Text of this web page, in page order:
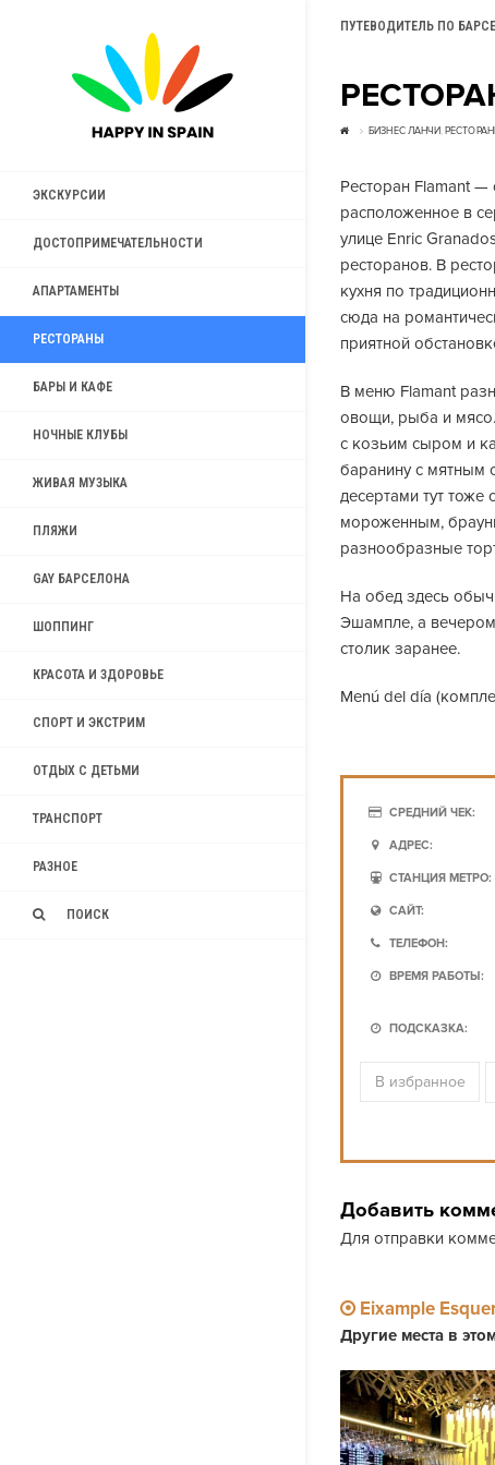
ПУТЕВОДИТЕЛЬ ПО
ЭКСКУРСИИ
ДОСТОПРИМЕЧАТЕЛЬНОСТИ
АПАРТАМЕНТЫ
РЕСТОРАНЫ
БАРЫ И КАФЕ
НОЧНЫЕ КЛУБЫ
ЖИВАЯ МУЗЫКА
ПЛЯЖИ
GAY БАРСЕЛОНА
ШОППИНГ
КРАСОТА И ЗДОРОВЬЕ
СПОРТ И ЭКСТРИМ
ОТДЫХ С ДЕТЬМИ
ТРАНСПОРТ
РАЗНОЕ
ПОИСК
БИЗНЕС ЛАНЧИ,
Ресторан Flamant —
расположенное в
улице Enric
ресторанов. В
кухня по
сюда на
приятной
В меню Flamant
овощи, рыба и
с козьим сыром и
баранину с мятным
десертами тут тоже
мороженным,
разнообразные
На обед здесь
Эшампле, а
столик заранее.
Menú del día
СРЕДНИЙ ЧЕК:
АДРЕС:
СТАНЦИЯ МЕТРО:
САЙТ:
ТЕЛЕФОН:
ВРЕМЯ РАБОТЫ:
ПОДСКАЗКА:
В избранное
Добавить
Для отправки
Eixample
Другие места в